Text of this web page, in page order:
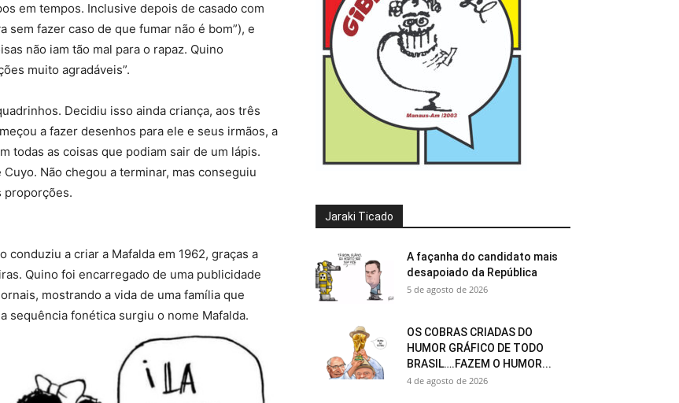
em tempos. Inclusive depois de casado com
sem fazer caso de que fumar não é bom”), e
não iam tão mal para o rapaz. Quino
muito agradáveis”.
Decidiu isso ainda criança, aos três
a fazer desenhos para ele e seus irmãos, a
todas as coisas que podiam sair de um lápis.
Não chegou a terminar, mas conseguiu
proporções.
a criar a Mafalda em 1962, graças a
Quino foi encarregado de uma publicidade
mostrando a vida de uma família que
sequência fonética surgiu o nome Mafalda.
Jaraki Ticado
A façanha do candidato mais
desapoiado da República
5 de agosto de 2026
OS COBRAS CRIADAS DO
HUMOR GRÁFICO DE TODO
BRASIL….FAZEM O HUMOR...
4 de agosto de 2026